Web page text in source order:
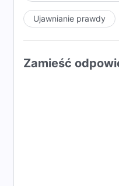
Ujawnianie prawdy
Zamieść